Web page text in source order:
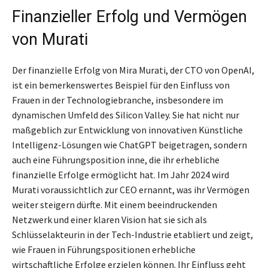
Finanzieller Erfolg und Vermögen
von Murati
Der finanzielle Erfolg von Mira Murati, der CTO von OpenAI,
ist ein bemerkenswertes Beispiel für den Einfluss von
Frauen in der Technologiebranche, insbesondere im
dynamischen Umfeld des Silicon Valley. Sie hat nicht nur
maßgeblich zur Entwicklung von innovativen Künstliche
Intelligenz-Lösungen wie ChatGPT beigetragen, sondern
auch eine Führungsposition inne, die ihr erhebliche
finanzielle Erfolge ermöglicht hat. Im Jahr 2024 wird
Murati voraussichtlich zur CEO ernannt, was ihr Vermögen
weiter steigern dürfte. Mit einem beeindruckenden
Netzwerk und einer klaren Vision hat sie sich als
Schlüsselakteurin in der Tech-Industrie etabliert und zeigt,
wie Frauen in Führungspositionen erhebliche
wirtschaftliche Erfolge erzielen können. Ihr Einfluss geht